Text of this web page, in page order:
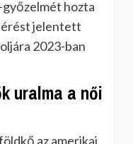
győzelmét hozta
jelentett
2023-ban
uralma a női
az amerikai